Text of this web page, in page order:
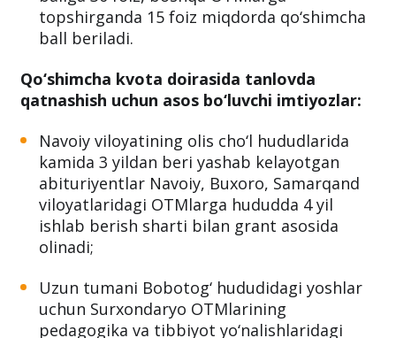
topshirganda 15 foiz miqdorda qo‘shimcha
ball beriladi.
Qo‘shimcha kvota doirasida tanlovda
qatnashish uchun asos bo‘luvchi imtiyozlar:
Navoiy viloyatining olis cho‘l hududlarida
kamida 3 yildan beri yashab kelayotgan
abituriyentlar Navoiy, Buxoro, Samarqand
viloyatlaridagi OTMlarga hududda 4 yil
ishlab berish sharti bilan grant asosida
olinadi;
Uzun tumani Bobotog‘ hududidagi yoshlar
uchun Surxondaryo OTMlarining
pedagogika va tibbiyot yo‘nalishlaridagi